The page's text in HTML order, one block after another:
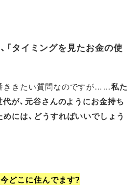
「タイミングを見たお金の使
ききたい質問なのですが……私た
が、元谷さんのようにお金持ち
めには、どうすればいいでしょう
今どこに住んでます?